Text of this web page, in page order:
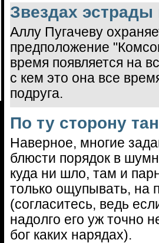
Звездах
Аллу Пугачеву
предположение
время появляется на
с кем это она все
подруга.
По ту сторону
Наверное, многие
блюсти порядок в
куда ни шло, там и
только ощупывать, на
(согласитесь, ведь
надолго его уж точно
бог каких нарядах).